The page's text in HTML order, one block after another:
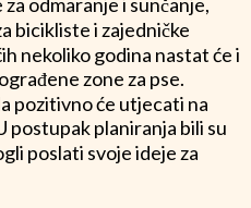
bicikliste i zajedničke
nekoliko godina nastat će i
zone za pse.
pozitivno će utjecati na
postupak planiranja bili su
poslati svoje ideje za